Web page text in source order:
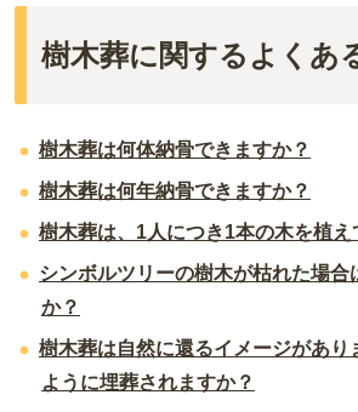
樹木葬に関するよくあ
樹木葬は何体納骨できますか？
樹木葬は何年納骨できますか？
樹木葬は、1人につき1本の木を植え
シンボルツリーの樹木が枯れた場合
か？
樹木葬は自然に還るイメージがあり
ように埋葬されますか？